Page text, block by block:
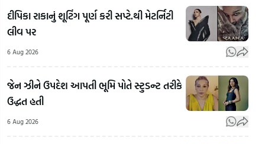
દીપિકા રાકાનું શૂટિંગ પૂર્ણ કરી સપ્ટે.થી મેટર્નિટી
લીવ પર
6 Aug 2026
જેન ઝીને ઉપદેશ આપતી ભૂમિ પોતે સ્ટુડન્ટ તરીકે
ઉદ્ધત હતી
6 Aug 2026
એક
સિંહણ-3
સિંહબાળ
રસ્તા
જંતર-મંતર